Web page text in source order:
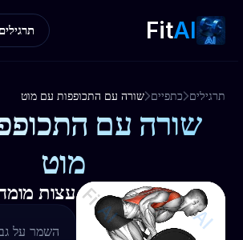
FitAI תרגילים
תרגילים כתפיים שורה עם התכופפות עם מוט
שורה עם
מוט
עצות
השמר על